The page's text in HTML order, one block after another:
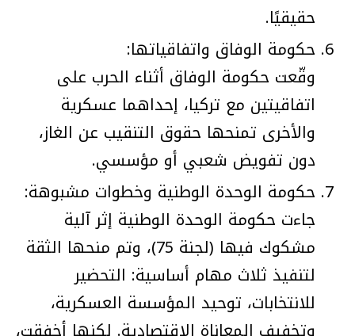
حقيقيًا.
حكومة الوفاق واتفاقياتها:
وقّعت حكومة الوفاق أثناء الحرب على
اتفاقيتين مع تركيا، إحداهما عسكرية
والأخرى تمنحها حقوق التنقيب عن الغاز،
دون تفويض شعبي أو مؤسسي.
حكومة الوحدة الوطنية وخطوات مشبوهة:
جاءت حكومة الوحدة الوطنية إثر آلية
مشكوك فيها (لجنة 75)، وتم منحها الثقة
لتنفيذ ثلاث مهام أساسية: التحضير
للانتخابات، توحيد المؤسسة العسكرية،